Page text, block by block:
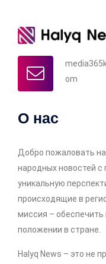
om
О нас
Добро пожаловать
народных новостей
уникальную
происходящие в
миссия –
положении в стране.
Halyq News – это не